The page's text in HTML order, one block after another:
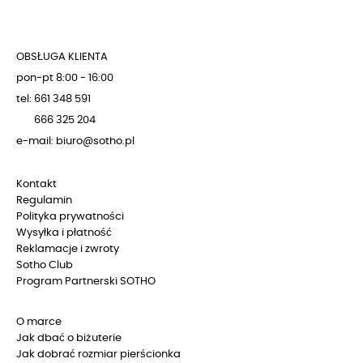
OBSŁUGA KLIENTA
pon-pt 8:00 - 16:00
tel: 661 348 591
666 325 204
e-mail: biuro@sotho.pl
Kontakt
Regulamin
Polityka prywatności
Wysyłka i płatność
Reklamacje i zwroty
Sotho Club
Program Partnerski SOTHO
O marce
Jak dbać o biżuterie
Jak dobrać rozmiar pierścionka